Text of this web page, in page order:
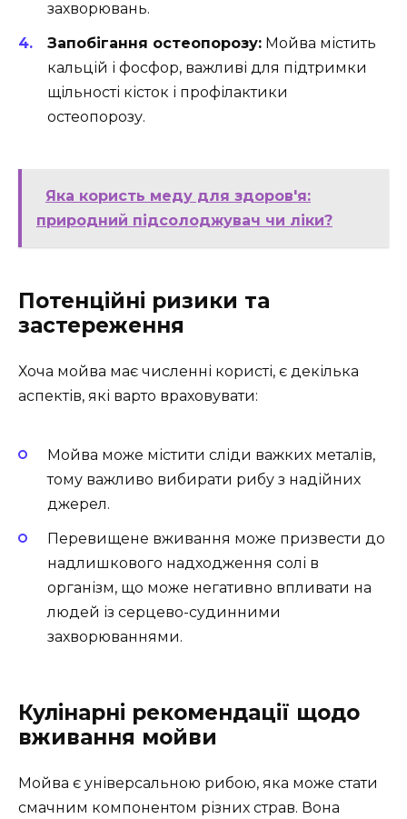
захворювань.
Запобігання остеопорозу: Мойва містить
кальцій і фосфор, важливі для підтримки
щільності кісток і профілактики
остеопорозу.
Яка користь меду для здоров'я:
природний підсолоджувач чи ліки?
Потенційні ризики та
застереження
Хоча мойва має численні користі, є декілька
аспектів, які варто враховувати:
Мойва може містити сліди важких металів,
тому важливо вибирати рибу з надійних
джерел.
Перевищене вживання може призвести до
надлишкового надходження солі в
організм, що може негативно впливати на
людей із серцево-судинними
захворюваннями.
Кулінарні рекомендації щодо
вживання мойви
Мойва є універсальною рибою, яка може стати
смачним компонентом різних страв. Вона